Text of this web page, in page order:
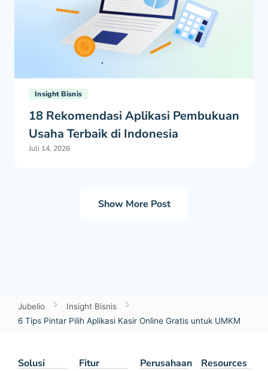
Insight Bisnis
18 Rekomendasi Aplikasi Pembukuan
Usaha Terbaik di Indonesia
Juli 14, 2026
Show More Post
Jubelio
Insight Bisnis
6 Tips Pintar Pilih Aplikasi Kasir Online Gratis untuk UMKM
Solusi Fitur Perusahaan Resources